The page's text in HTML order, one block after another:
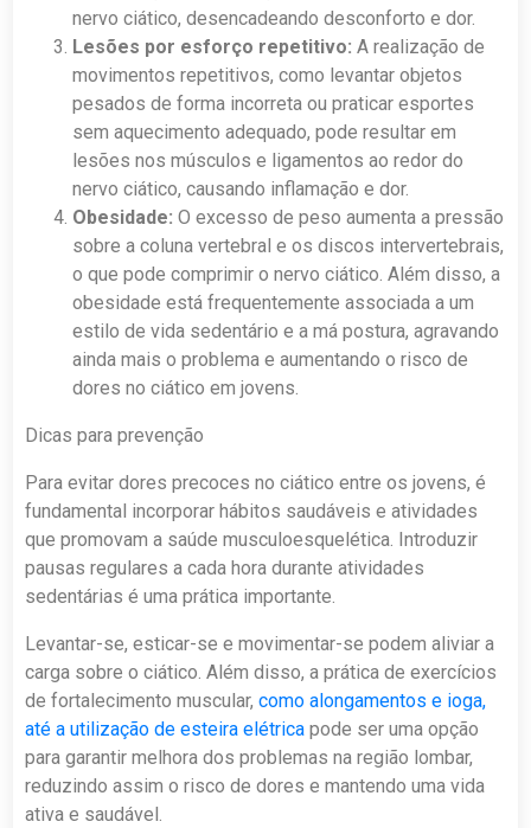
nervo ciático, desencadeando desconforto e dor.
Lesões por esforço repetitivo: A realização de
movimentos repetitivos, como levantar objetos
pesados de forma incorreta ou praticar esportes
sem aquecimento adequado, pode resultar em
lesões nos músculos e ligamentos ao redor do
nervo ciático, causando inflamação e dor.
Obesidade: O excesso de peso aumenta a pressão
sobre a coluna vertebral e os discos intervertebrais,
o que pode comprimir o nervo ciático. Além disso, a
obesidade está frequentemente associada a um
estilo de vida sedentário e a má postura, agravando
ainda mais o problema e aumentando o risco de
dores no ciático em jovens.
Dicas para prevenção
Para evitar dores precoces no ciático entre os jovens, é
fundamental incorporar hábitos saudáveis e atividades
que promovam a saúde musculoesquelética. Introduzir
pausas regulares a cada hora durante atividades
sedentárias é uma prática importante.
Levantar-se, esticar-se e movimentar-se podem aliviar a
carga sobre o ciático. Além disso, a prática de exercícios
de fortalecimento muscular,como alongamentos e ioga,
até a utilização de esteira elétricapode ser uma opção
para garantir melhora dos problemas na região lombar,
reduzindo assim o risco de dores e mantendo uma vida
ativa e saudável.